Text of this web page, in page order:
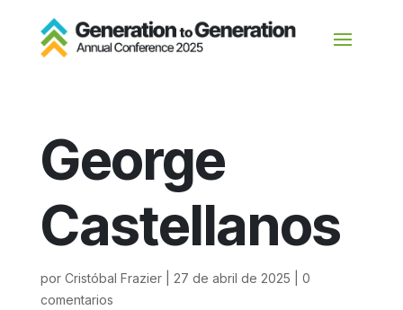
George
Castellanos
por Cristóbal Frazier| 27 de abril de 2025
0
comentarios